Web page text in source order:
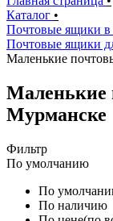
Каталог •
Почтовые ящики
Почтовые ящики
Маленькие
Маленькие
Мурманске
Фильтр
По умолчанию
По
По наличию